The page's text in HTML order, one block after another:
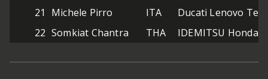
21
Michele Pirro ITA
Ducati Lenovo
22 Somkiat Chantra THA IDEMITSU Honda